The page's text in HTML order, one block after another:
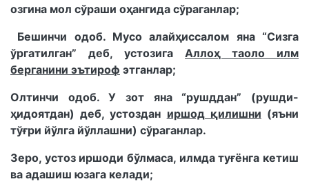
озгина мол сўраши оҳангида сўраганлар;
Бешинчи одоб. Мусо алайҳиссалом яна “Сизга
ўргатилган” деб, устозига Аллоҳ таоло илм
берганини эътироф этганлар;
Олтинчи одоб. У зот яна “рушддан” (рушди-
ҳидоятдан) деб, устоздан иршод қилишни (яъни
тўғри йўлга йўллашни) сўраганлар.
Зеро, устоз иршоди бўлмаса, илмда туғёнга кетиш
ва адашиш юзага келади;